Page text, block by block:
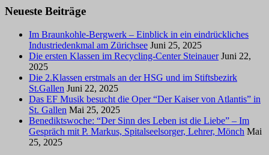
Neueste Beiträge
Im Braunkohle-Bergwerk – Einblick in ein eindrückliches
Industriedenkmal am Zürichsee Juni 25, 2025
Die ersten Klassen im Recycling-Center Steinauer Juni 22,
2025
Die 2.Klassen erstmals an der HSG und im Stiftsbezirk
St.Gallen Juni 22, 2025
Das EF Musik besucht die Oper “Der Kaiser von Atlantis” in
St. Gallen Mai 25, 2025
Benediktswoche: “Der Sinn des Leben ist die Liebe” – Im
Gespräch mit P. Markus, Spitalseelsorger, Lehrer, Mönch Mai
25, 2025